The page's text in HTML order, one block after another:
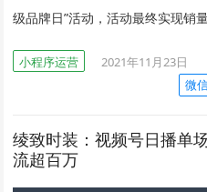
级品牌日”活动，活动最终实现销
小程序运营
2021年11月23日
微
绫致时装：视频号日播单
流超百万